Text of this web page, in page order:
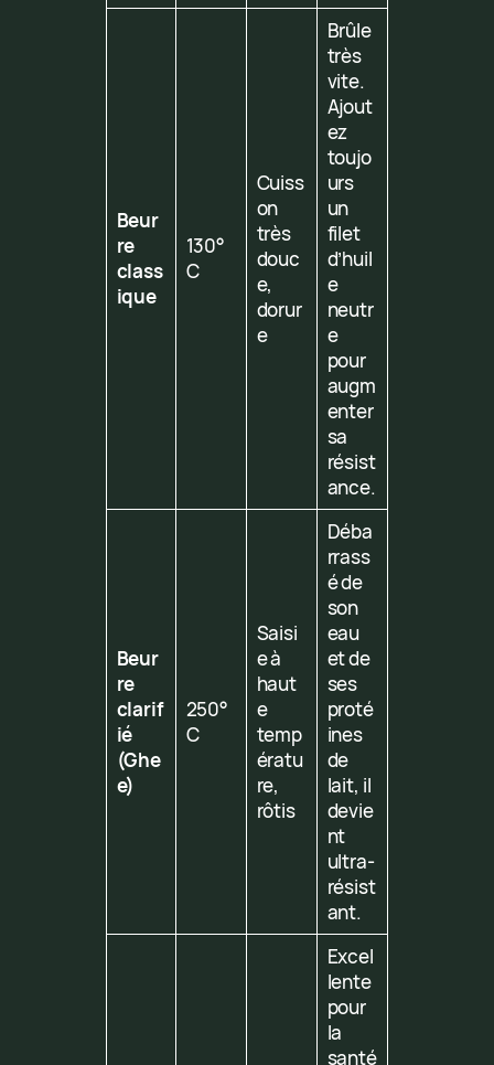
Beur
re
class
ique
130°
C
Cuiss
on
très
douc
e,
dorur
e
Brûle
très
vite.
Ajout
ez
toujo
urs
un
filet
d’huil
e
neutr
e
pour
augm
enter
sa
résist
ance.
Beur
re
clarif
ié
(Ghe
e)
250°
C
Saisi
e à
haut
e
temp
ératu
re,
rôtis
Déba
rrass
é de
son
eau
et de
ses
proté
ines
de
lait, il
devie
nt
ultra-
résist
ant.
Excel
lente
pour
la
santé